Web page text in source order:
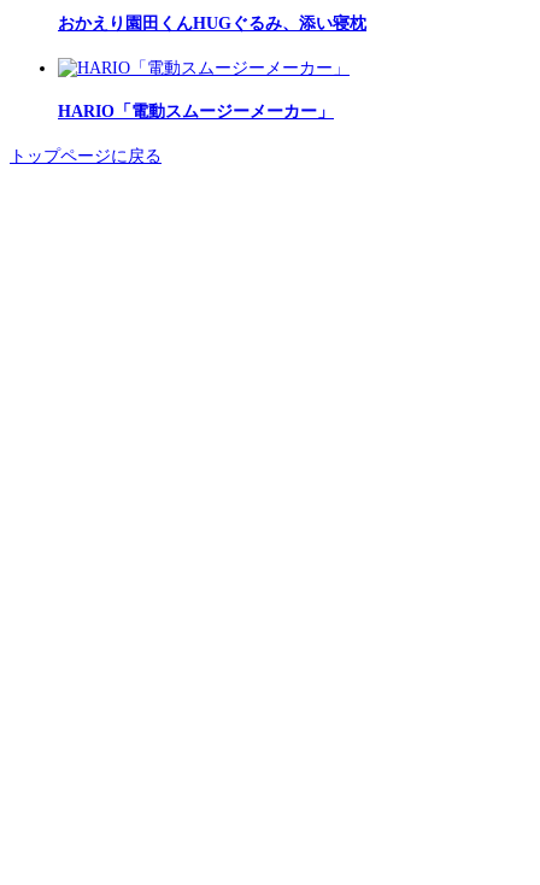
おかえり園田くんHUGぐるみ、添い寝枕
HARIO「電動スムージーメーカー」
トップページに戻る